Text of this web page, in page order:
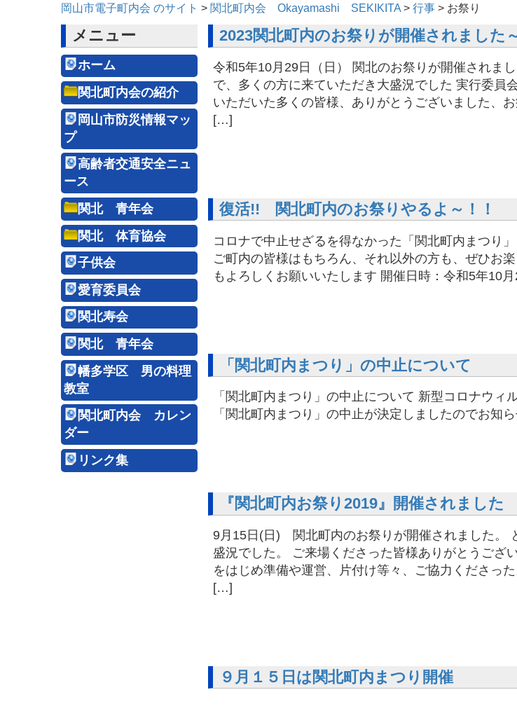
岡山市電子町内会 のサイト > 関北町内会 Okayamashi SEKIKITA > 行事 > お祭り
メニュー
ホーム
関北町内会の紹介
岡山市防災情報マッ
プ
高齢者交通安全ニュ
ース
関北 青年会
関北 体育協会
子供会
愛育委員会
関北寿会
関北 青年会
幡多学区 男の料理
教室
関北町内会 カレン
ダー
リンク集
2023関北町内のお祭りが開催されました
令和5年10月29日（日） 関北のお祭りが開催されま
で、多くの方に来ていただき大盛況でした 実行委員
いただいた多くの皆様、ありがとうございました、
[…]
復活!! 関北町内のお祭りやるよ～！！
コロナで中止せざるを得なかった「関北町内まつり
ご町内の皆様はもちろん、それ以外の方も、ぜひお
もよろしくお願いいたします 開催日時：令和5年
「関北町内まつり」の中止について
「関北町内まつり」の中止について 新型コロナウィ
「関北町内まつり」の中止が決定しましたのでお知
『関北町内お祭り2019』開催されました
9月15日(日) 関北町内のお祭りが開催されました。
盛況でした。 ご来場くださった皆様ありがとうござ
をはじめ準備や運営、片付け等々、ご協力くださっ
[…]
９月１５日は関北町内まつり開催